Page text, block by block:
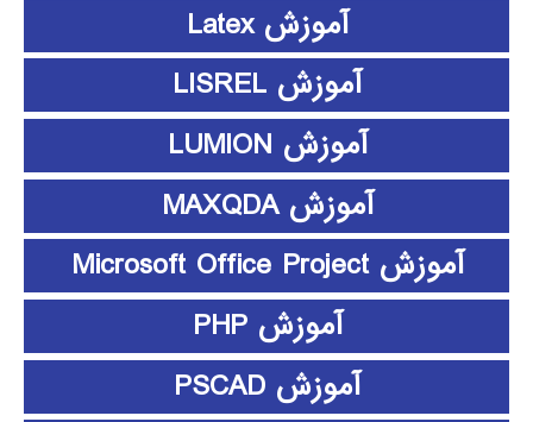
آموزش Latex
آموزش LISREL
آموزش LUMION
آموزش MAXQDA
آموزش Microsoft Office Project
آموزش PHP
آموزش PSCAD